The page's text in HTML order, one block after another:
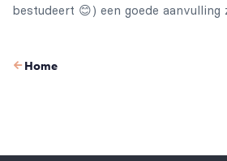
bestudeert 😊) een goede aanvulling
Home